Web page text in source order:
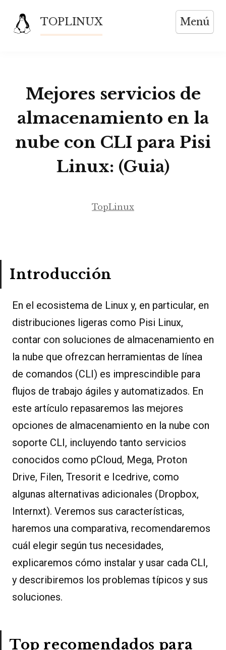
contenido
TOPLINUX Menú
Mejores servicios de
almacenamiento en la
nube con CLI para Pisi
Linux: (Guia)
TopLinux
Introducción
En el ecosistema de Linux y, en particular, en
distribuciones ligeras como Pisi Linux,
contar con soluciones de almacenamiento en
la nube que ofrezcan herramientas de línea
de comandos (CLI) es imprescindible para
flujos de trabajo ágiles y automatizados. En
este artículo repasaremos las mejores
opciones de almacenamiento en la nube con
soporte CLI, incluyendo tanto servicios
conocidos como pCloud, Mega, Proton
Drive, Filen, Tresorit e Icedrive, como
algunas alternativas adicionales (Dropbox,
Internxt). Veremos sus características,
haremos una comparativa, recomendaremos
cuál elegir según tus necesidades,
explicaremos cómo instalar y usar cada CLI,
y describiremos los problemas típicos y sus
soluciones.
Top recomendados para